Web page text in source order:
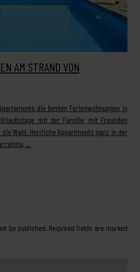
AM STRAND VON
die besten Ferienwohnungen in
mit der Familie, mit Freunden
Wahl. Herrliche Appartments ganz in der
…
be published. Required fields are marked